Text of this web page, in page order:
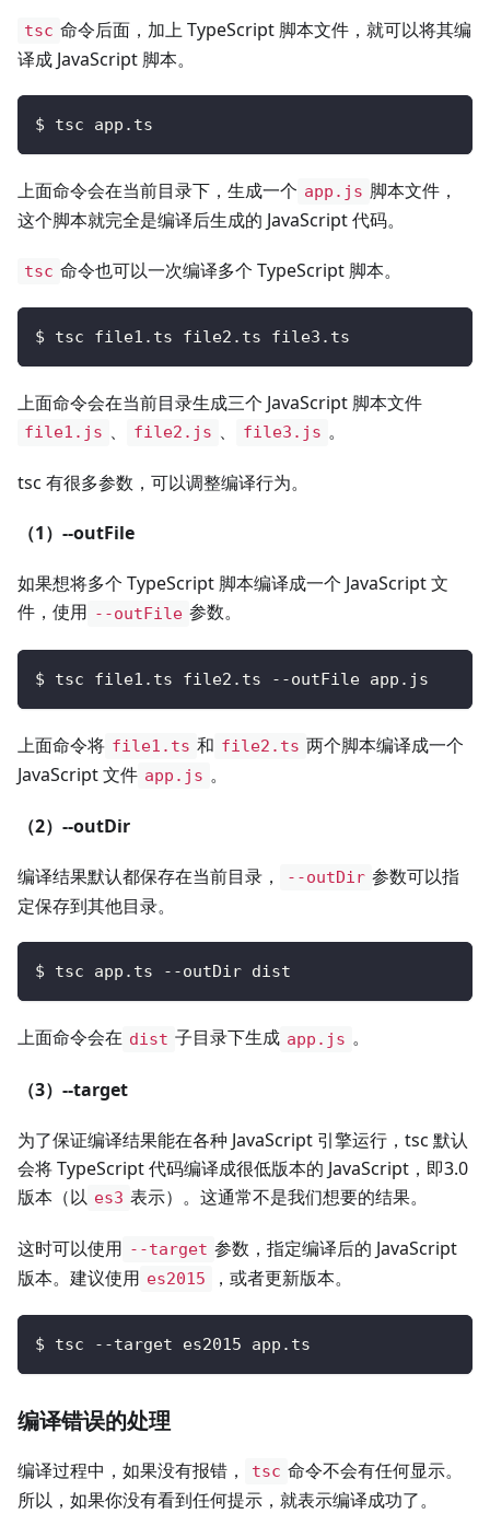
tsc 命令后面，加上 TypeScript 脚本文件，就可以将其编
译成 JavaScript 脚本。
$ tsc app.ts
上面命令会在当前目录下，生成一个 app.js 脚本文件，
这个脚本就完全是编译后生成的 JavaScript 代码。
tsc 命令也可以一次编译多个 TypeScript 脚本。
$ tsc file1.ts file2.ts file3.ts
上面命令会在当前目录生成三个 JavaScript 脚本文件
file1.js 、 file2.js 、 file3.js 。
tsc 有很多参数，可以调整编译行为。
（1）--outFile
如果想将多个 TypeScript 脚本编译成一个 JavaScript 文
件，使用 --outFile 参数。
$ tsc file1.ts file2.ts --outFile app.js
上面命令将 file1.ts 和 file2.ts 两个脚本编译成一个
JavaScript 文件 app.js 。
（2）--outDir
编译结果默认都保存在当前目录， --outDir 参数可以指
定保存到其他目录。
$ tsc app.ts --outDir dist
上面命令会在 dist 子目录下生成 app.js 。
（3）--target
为了保证编译结果能在各种 JavaScript 引擎运行，tsc 默认
会将 TypeScript 代码编译成很低版本的 JavaScript，即3.0
版本（以 es3 表示）。这通常不是我们想要的结果。
这时可以使用 --target 参数，指定编译后的 JavaScript
版本。建议使用 es2015 ，或者更新版本。
$ tsc --target es2015 app.ts
编译错误的处理
编译过程中，如果没有报错， tsc 命令不会有任何显示。
所以，如果你没有看到任何提示，就表示编译成功了。